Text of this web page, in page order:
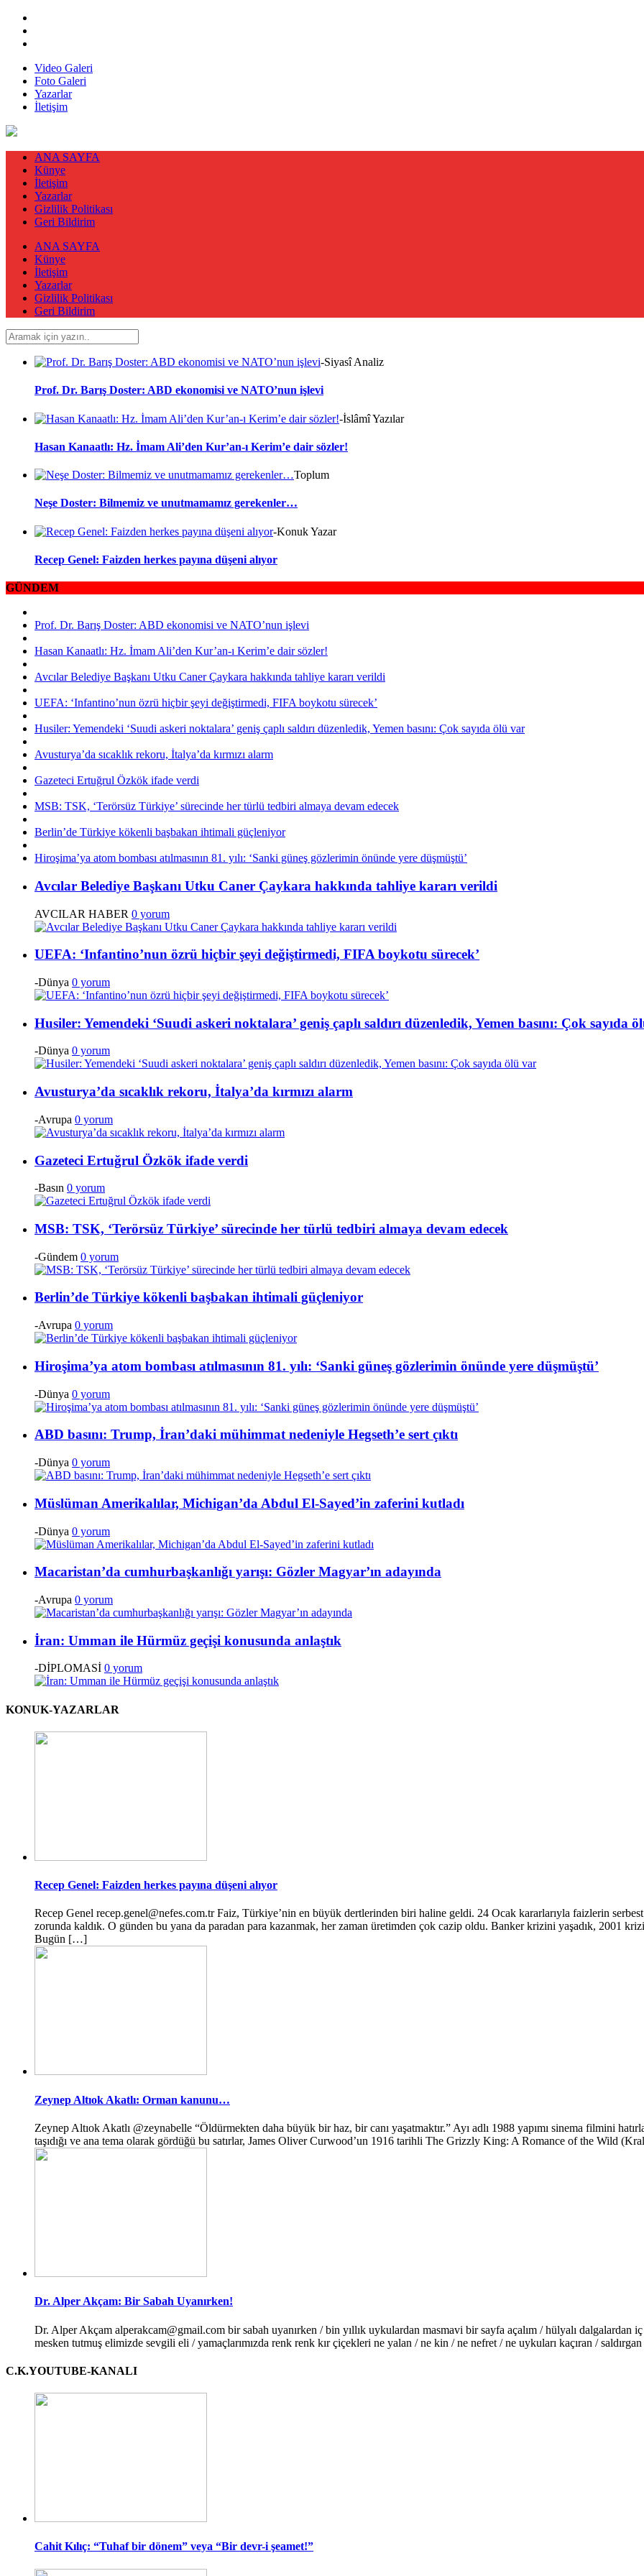
Video Galeri
Foto Galeri
Yazarlar
İletişim
ANA SAYFA
Künye
İletişim
Yazarlar
Gizlilik Politikası
Geri Bildirim
ANA SAYFA
Künye
İletişim
Yazarlar
Gizlilik Politikası
Geri Bildirim
-Siyasî Analiz
Prof. Dr. Barış Doster: ABD ekonomisi ve NATO’nun işlevi
-İslâmî Yazılar
Hasan Kanaatlı: Hz. İmam Ali’den Kur’an-ı Kerim’e dair sözler!
Toplum
Neşe Doster: Bilmemiz ve unutmamamız gerekenler…
-Konuk Yazar
Recep Genel: Faizden herkes payına düşeni alıyor
GÜNDEM
Prof. Dr. Barış Doster: ABD ekonomisi ve NATO’nun işlevi
Hasan Kanaatlı: Hz. İmam Ali’den Kur’an-ı Kerim’e dair sözler!
Avcılar Belediye Başkanı Utku Caner Çaykara hakkında tahliye kararı verildi
UEFA: ‘Infantino’nun özrü hiçbir şeyi değiştirmedi, FIFA boykotu sürecek’
Husiler: Yemendeki ‘Suudi askeri noktalara’ geniş çaplı saldırı düzenledik, Yemen basını: Çok sayıda ölü var
Avusturya’da sıcaklık rekoru, İtalya’da kırmızı alarm
Gazeteci Ertuğrul Özkök ifade verdi
MSB: TSK, ‘Terörsüz Türkiye’ sürecinde her türlü tedbiri almaya devam edecek
Berlin’de Türkiye kökenli başbakan ihtimali güçleniyor
Hiroşima’ya atom bombası atılmasının 81. yılı: ‘Sanki güneş gözlerimin önünde yere düşmüştü’
Avcılar Belediye Başkanı Utku Caner Çaykara hakkında tahliye kararı verildi
AVCILAR HABER 0 yorum
UEFA: ‘Infantino’nun özrü hiçbir şeyi değiştirmedi, FIFA boykotu sürecek’
-Dünya 0 yorum
Husiler: Yemendeki ‘Suudi askeri noktalara’ geniş çaplı saldırı düzenledik, Yemen basını: Çok sayıda
-Dünya 0 yorum
Avusturya’da sıcaklık rekoru, İtalya’da kırmızı alarm
-Avrupa 0 yorum
Gazeteci Ertuğrul Özkök ifade verdi
-Basın 0 yorum
MSB: TSK, ‘Terörsüz Türkiye’ sürecinde her türlü tedbiri almaya devam edecek
-Gündem 0 yorum
Berlin’de Türkiye kökenli başbakan ihtimali güçleniyor
-Avrupa 0 yorum
Hiroşima’ya atom bombası atılmasının 81. yılı: ‘Sanki güneş gözlerimin önünde yere düşmüştü’
-Dünya 0 yorum
ABD basını: Trump, İran’daki mühimmat nedeniyle Hegseth’e sert çıktı
-Dünya 0 yorum
Müslüman Amerikalılar, Michigan’da Abdul El-Sayed’in zaferini kutladı
-Dünya 0 yorum
Macaristan’da cumhurbaşkanlığı yarışı: Gözler Magyar’ın adayında
-Avrupa 0 yorum
İran: Umman ile Hürmüz geçişi konusunda anlaştık
-DİPLOMASİ 0 yorum
KONUK-YAZARLAR
Recep Genel: Faizden herkes payına düşeni alıyor
Recep Genel recep.genel@nefes.com.tr Faiz, Türkiye’nin en büyük dertlerinden biri haline geldi. 24 Ocak kararlarıyla faizlerin serbest
zorunda kaldık. O günden bu yana da paradan para kazanmak, her zaman üretimden çok cazip oldu. Banker krizini yaşadık, 2001
Bugün […]
Zeynep Altıok Akatlı: Orman kanunu…
Zeynep Altıok Akatlı @zeynabelle “Öldürmekten daha büyük bir haz, bir canı yaşatmaktır.” Ayı adlı 1988 yapımı sinema filmini
taşıdığı ve ana tema olarak gördüğü bu satırlar, James Oliver Curwood’un 1916 tarihli The Grizzly King: A Romance of the Wild
Dr. Alper Akçam: Bir Sabah Uyanırken!
Dr. Alper Akçam alperakcam@gmail.com bir sabah uyanırken / bin yıllık uykulardan masmavi bir sayfa açalım / hülyalı dalgalardan
mesken tutmuş elimizde sevgili eli / yamaçlarımızda renk renk kır çiçekleri ne yalan / ne kin / ne nefret / ne uykuları kaçıran /
C.K.YOUTUBE-KANALI
Cahit Kılıç: “Tuhaf bir dönem” veya “Bir devr-i şeamet!”